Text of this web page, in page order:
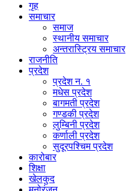
गृह
समाचार
समाज
स्थानीय समाचार
अन्तरास्ट्रिय समाचार
राजनीति
प्रदेश
प्रदेश न. १
मधेस प्रदेश
बागमती प्रदेश
गण्डकी प्रदेश
लुम्बिनी प्रदेश
कर्णाली प्रदेश
सुदूरपश्चिम प्रदेश
कारोबार
शिक्षा
खेलकुद